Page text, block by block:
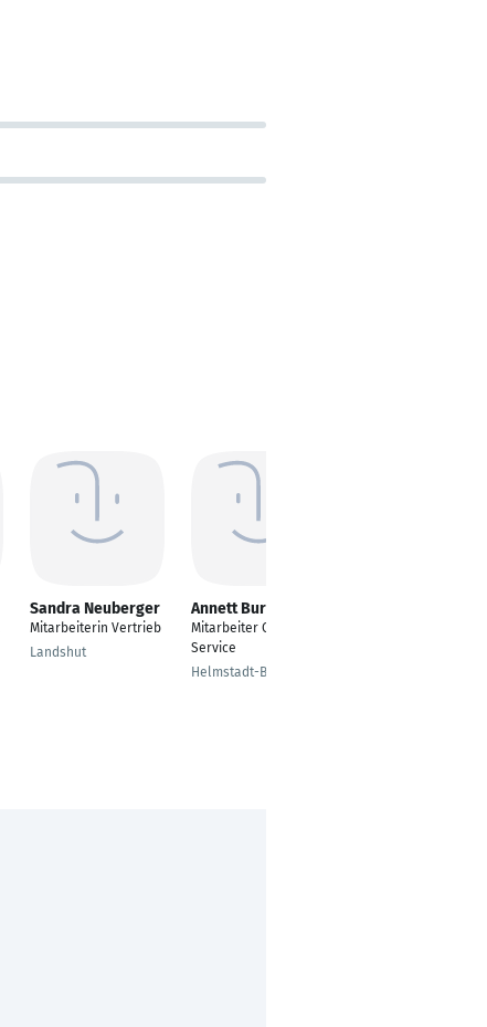
Sandra Neuberger
Mitarbeiterin Vertrieb
Landshut
Annett Burkart
Mitarbeiter Customer
Service
Helmstadt-Bargen